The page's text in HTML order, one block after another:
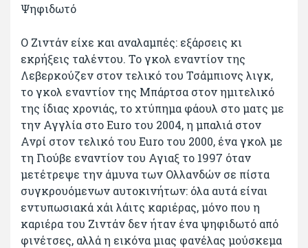
Ψηφιδωτό
Ο Ζιντάν είχε και αναλαμπές: εξάρσεις κι
εκρήξεις ταλέντου. Το γκολ εναντίον της
Λεβερκούζεν στον τελικό του Τσάμπιονς λιγκ,
το γκολ εναντίον της Μπάρτσα στον ημιτελικό
της ίδιας χρονιάς, το χτύπημα φάουλ στο ματς με
την Αγγλία στο Euro του 2004, η μπαλιά στον
Ανρί στον τελικό του Εuro του 2000, ένα γκολ με
τη Γιούβε εναντίον του Αγιαξ το 1997 όταν
μετέτρεψε την άμυνα των Ολλανδών σε πίστα
συγκρουόμενων αυτοκινήτων: όλα αυτά είναι
εντυπωσιακά χάι λάιτς καριέρας, μόνο που η
καριέρα του Ζιντάν δεν ήταν ένα ψηφιδωτό από
φινέτσες, αλλά η εικόνα μιας φανέλας μούσκεμα